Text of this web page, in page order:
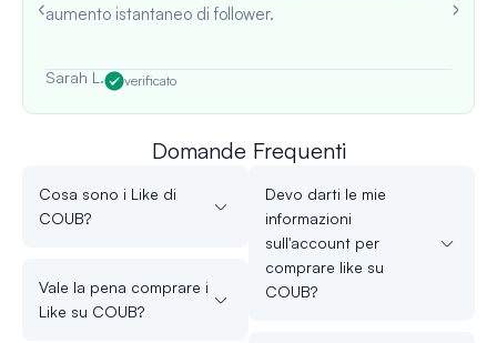
aumento istantaneo di follower.
Sarah L. verificato
Domande Frequenti
Cosa sono i Like di
COUB?
Vale la pena comprare i
Like su COUB?
Devo darti le mie
informazioni
sull'account per
comprare like su
COUB?